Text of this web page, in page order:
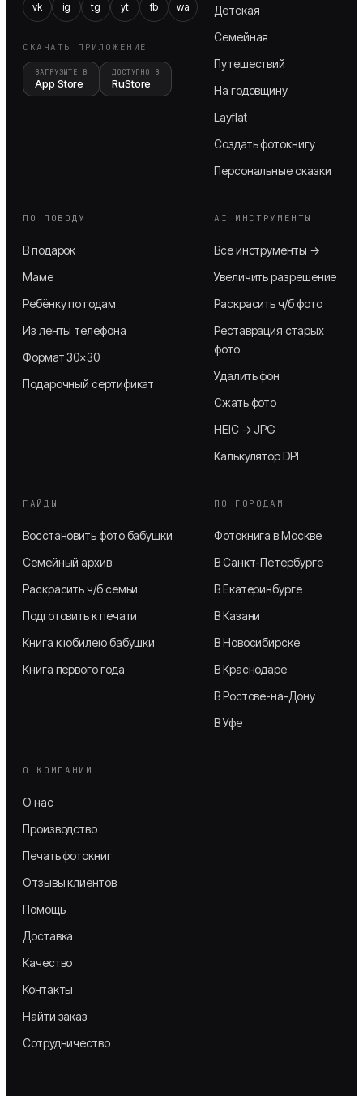
vk ig tg yt fb wa
СКАЧАТЬ ПРИЛОЖЕНИЕ
ЗАГРУЗИТЕ В
App Store
ДОСТУПНО В
RuStore
Детская
Семейная
Путешествий
На годовщину
Layflat
Создать фотокнигу
Персональные сказки
ПО ПОВОДУ
В подарок
Маме
Ребёнку по годам
Из ленты телефона
Формат 30×30
Подарочный сертификат
AI ИНСТРУМЕНТЫ
Все инструменты →
Увеличить разрешение
Раскрасить ч/б фото
Реставрация старых
фото
Удалить фон
Сжать фото
HEIC → JPG
Калькулятор DPI
ГАЙДЫ
Восстановить фото бабушки
Семейный архив
Раскрасить ч/б семьи
Подготовить к печати
Книга к юбилею бабушки
Книга первого года
ПО ГОРОДАМ
Фотокнига в Москве
В Санкт-Петербурге
В Екатеринбурге
В Казани
В Новосибирске
В Краснодаре
В Ростове-на-Дону
В Уфе
О КОМПАНИИ
О нас
Производство
Печать фотокниг
Отзывы клиентов
Помощь
Доставка
Качество
Контакты
Найти заказ
Сотрудничество